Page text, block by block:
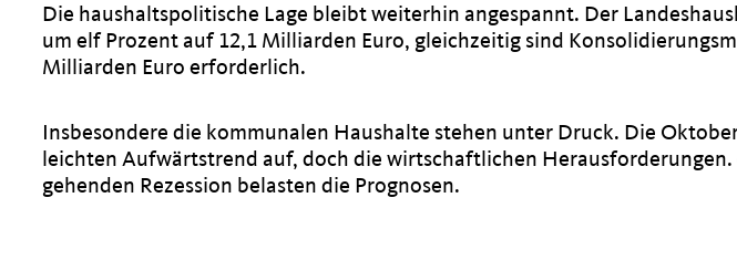
Die haushaltspolitische Lage bleibt weiterhin angespannt. Der
um elf Prozent auf 12,1 Milliarden Euro, gleichzeitig sind
Milliarden Euro erforderlich.
Insbesondere die kommunalen Haushalte stehen unter Druck. Die
leichten Aufwärtstrend auf, doch die wirtschaftlichen
gehenden Rezession belasten die Prognosen.